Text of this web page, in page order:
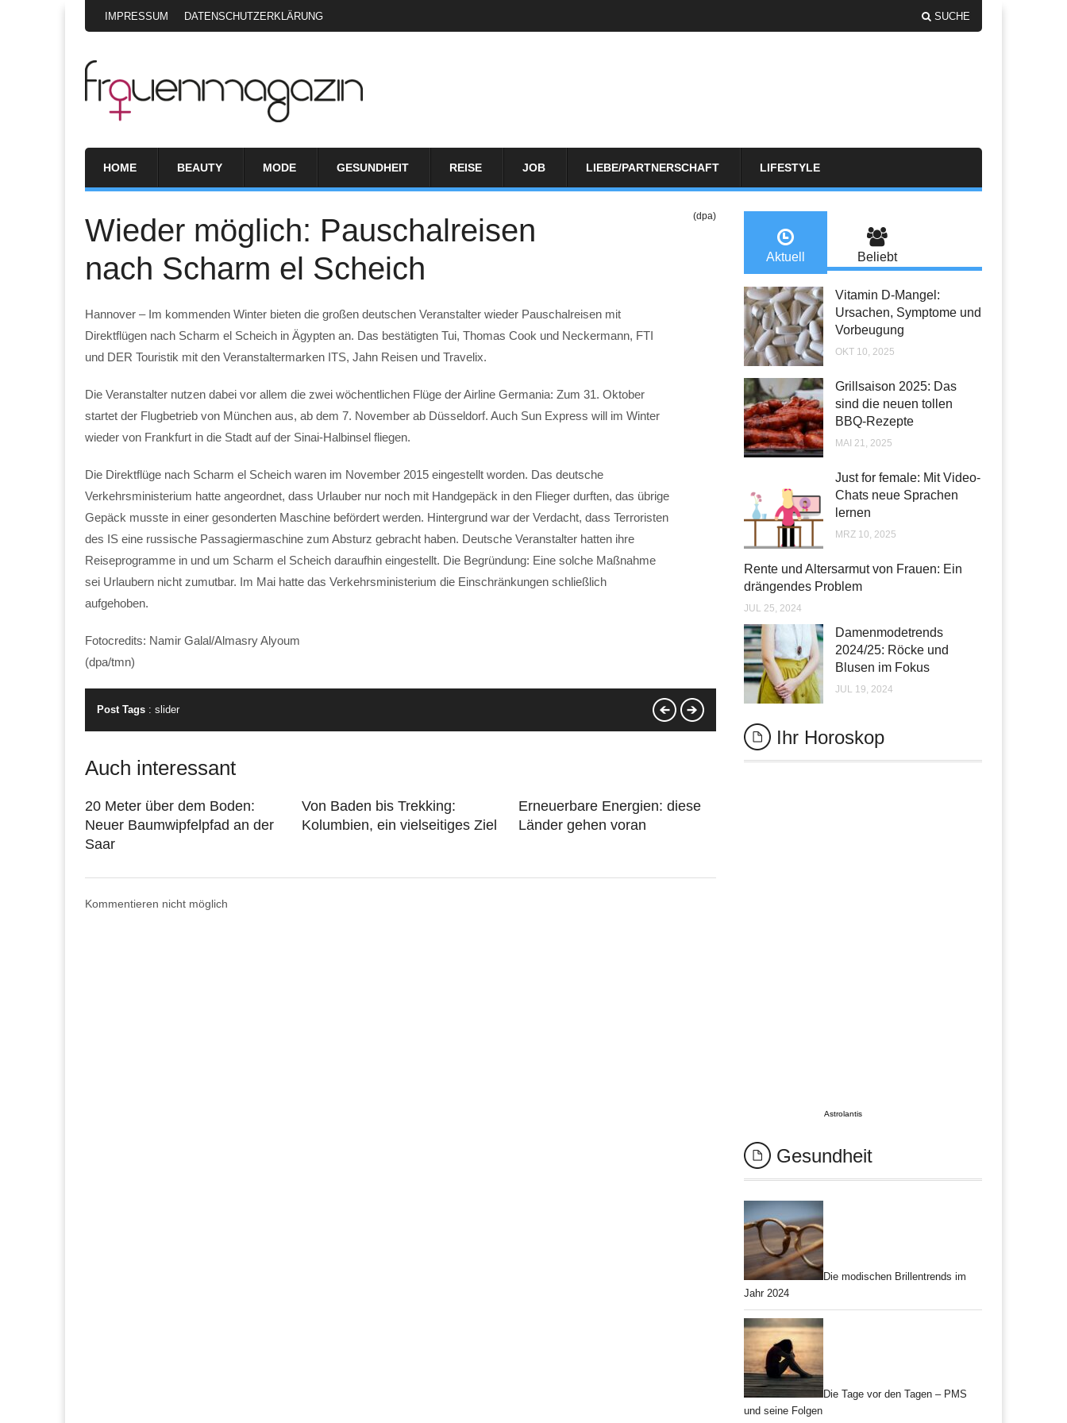
IMPRESSUM DATENSCHUTZERKLÄRUNG SUCHE
HOME BEAUTY MODE GESUNDHEIT REISE JOB LIEBE/PARTNERSCHAFT LIFESTYLE
Wieder möglich: Pauschalreisen
nach Scharm el Scheich
(dpa)
Hannover – Im kommenden Winter bieten die großen deutschen Veranstalter wieder Pauschalreisen mit
Direktflügen nach Scharm el Scheich in Ägypten an. Das bestätigten Tui, Thomas Cook und Neckermann, FTI
und DER Touristik mit den Veranstaltermarken ITS, Jahn Reisen und Travelix.
Die Veranstalter nutzen dabei vor allem die zwei wöchentlichen Flüge der Airline Germania: Zum 31. Oktober
startet der Flugbetrieb von München aus, ab dem 7. November ab Düsseldorf. Auch Sun Express will im Winter
wieder von Frankfurt in die Stadt auf der Sinai-Halbinsel fliegen.
Die Direktflüge nach Scharm el Scheich waren im November 2015 eingestellt worden. Das deutsche
Verkehrsministerium hatte angeordnet, dass Urlauber nur noch mit Handgepäck in den Flieger durften, das übrige
Gepäck musste in einer gesonderten Maschine befördert werden. Hintergrund war der Verdacht, dass Terroristen
des IS eine russische Passagiermaschine zum Absturz gebracht haben. Deutsche Veranstalter hatten ihre
Reiseprogramme in und um Scharm el Scheich daraufhin eingestellt. Die Begründung: Eine solche Maßnahme
sei Urlaubern nicht zumutbar. Im Mai hatte das Verkehrsministerium die Einschränkungen schließlich
aufgehoben.
Fotocredits: Namir Galal/Almasry Alyoum
(dpa/tmn)
Post Tags : slider
Auch interessant
20 Meter über dem Boden:
Neuer Baumwipfelpfad an der
Saar
Von Baden bis Trekking:
Kolumbien, ein vielseitiges Ziel
Erneuerbare Energien: diese
Länder gehen voran
Kommentieren nicht möglich
Aktuell Beliebt
Vitamin D-Mangel:
Ursachen, Symptome und
Vorbeugung
OKT 10, 2025
Grillsaison 2025: Das
sind die neuen tollen
BBQ-Rezepte
MAI 21, 2025
Just for female: Mit Video-
Chats neue Sprachen
lernen
MRZ 10, 2025
Rente und Altersarmut von Frauen: Ein
drängendes Problem
JUL 25, 2024
Damenmodetrends
2024/25: Röcke und
Blusen im Fokus
JUL 19, 2024
Ihr Horoskop
Astrolantis
Gesundheit
Die modischen Brillentrends im
Jahr 2024
Die Tage vor den Tagen – PMS
und seine Folgen